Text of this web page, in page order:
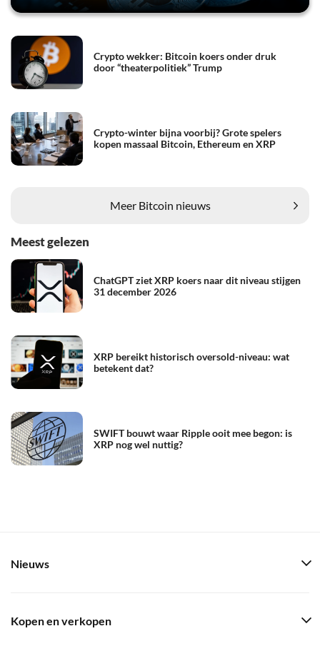
Crypto wekker: Bitcoin koers onder druk
door “theaterpolitiek” Trump
Crypto-winter bijna voorbij? Grote spelers
kopen massaal Bitcoin, Ethereum en XRP
Meer Bitcoin nieuws
Meest gelezen
ChatGPT ziet XRP koers naar dit niveau stijgen
31 december 2026
XRP bereikt historisch oversold-niveau: wat
betekent dat?
SWIFT bouwt waar Ripple ooit mee begon: is
XRP nog wel nuttig?
Nieuws
Kopen en verkopen